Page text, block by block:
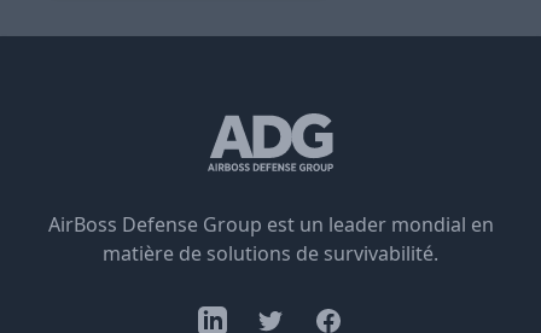
AirBoss Defense Group est un leader mondial en
matière de solutions de survivabilité.